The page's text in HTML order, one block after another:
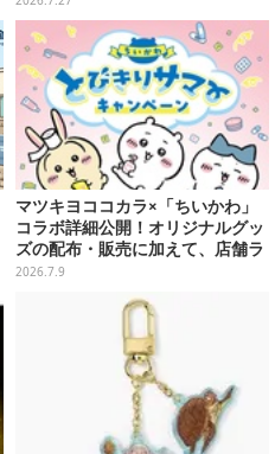
グで妙だな？」
マツキヨココカラ×「ちいかわ」
コラボ詳細公開！オリジナルグッ
ズの配布・販売に加えて、店舗ラ
ッピングや”花火打ち上げ”まで盛
2026.7.9